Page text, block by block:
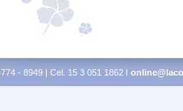
- 8949 | Cel. 15 3 051 1862 l